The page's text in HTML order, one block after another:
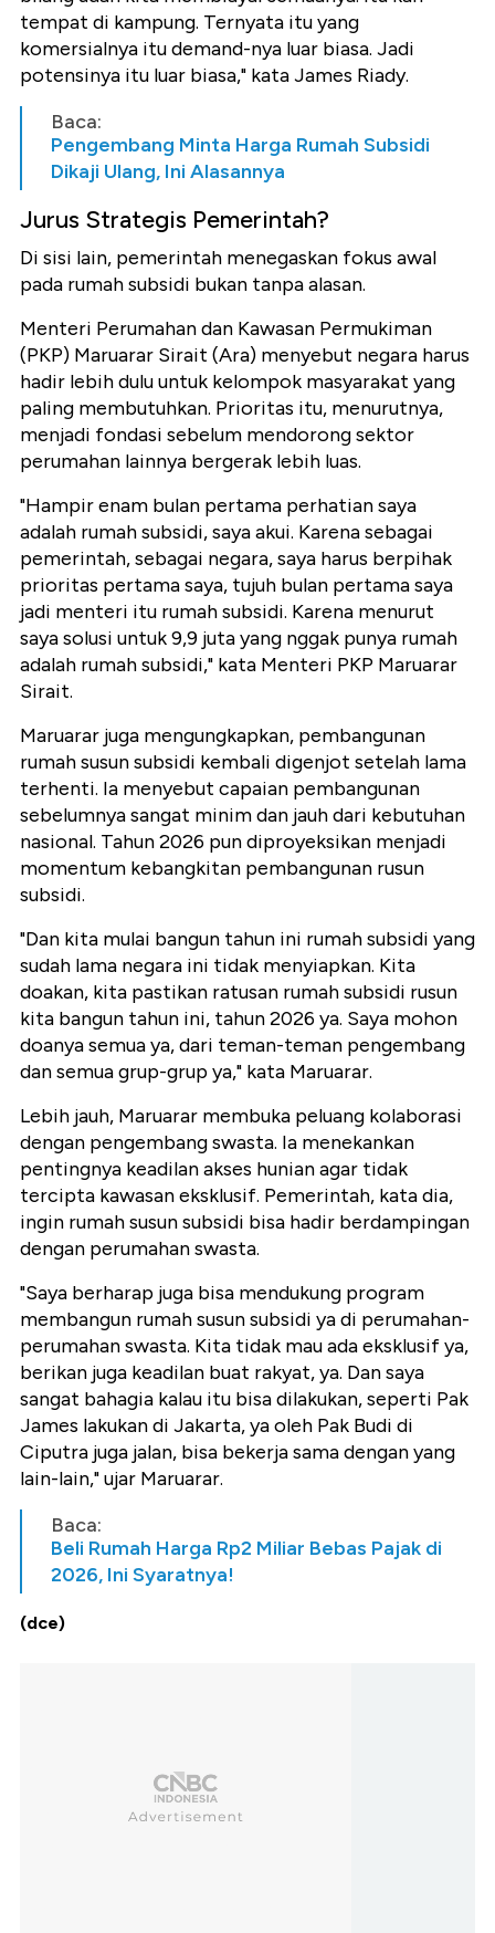
tempat di kampung. Ternyata itu yang
komersialnya itu demand-nya luar biasa. Jadi
potensinya itu luar biasa," kata James Riady.
Baca:
Pengembang Minta Harga Rumah Subsidi
Dikaji Ulang, Ini Alasannya
Jurus Strategis Pemerintah?
Di sisi lain, pemerintah menegaskan fokus awal
pada rumah subsidi bukan tanpa alasan.
Menteri Perumahan dan Kawasan Permukiman
(PKP) Maruarar Sirait (Ara) menyebut negara harus
hadir lebih dulu untuk kelompok masyarakat yang
paling membutuhkan. Prioritas itu, menurutnya,
menjadi fondasi sebelum mendorong sektor
perumahan lainnya bergerak lebih luas.
"Hampir enam bulan pertama perhatian saya
adalah rumah subsidi, saya akui. Karena sebagai
pemerintah, sebagai negara, saya harus berpihak
prioritas pertama saya, tujuh bulan pertama saya
jadi menteri itu rumah subsidi. Karena menurut
saya solusi untuk 9,9 juta yang nggak punya rumah
adalah rumah subsidi," kata Menteri PKP Maruarar
Sirait.
Maruarar juga mengungkapkan, pembangunan
rumah susun subsidi kembali digenjot setelah lama
terhenti. Ia menyebut capaian pembangunan
sebelumnya sangat minim dan jauh dari kebutuhan
nasional. Tahun 2026 pun diproyeksikan menjadi
momentum kebangkitan pembangunan rusun
subsidi.
"Dan kita mulai bangun tahun ini rumah subsidi yang
sudah lama negara ini tidak menyiapkan. Kita
doakan, kita pastikan ratusan rumah subsidi rusun
kita bangun tahun ini, tahun 2026 ya. Saya mohon
doanya semua ya, dari teman-teman pengembang
dan semua grup-grup ya," kata Maruarar.
Lebih jauh, Maruarar membuka peluang kolaborasi
dengan pengembang swasta. Ia menekankan
pentingnya keadilan akses hunian agar tidak
tercipta kawasan eksklusif. Pemerintah, kata dia,
ingin rumah susun subsidi bisa hadir berdampingan
dengan perumahan swasta.
"Saya berharap juga bisa mendukung program
membangun rumah susun subsidi ya di perumahan-
perumahan swasta. Kita tidak mau ada eksklusif ya,
berikan juga keadilan buat rakyat, ya. Dan saya
sangat bahagia kalau itu bisa dilakukan, seperti Pak
James lakukan di Jakarta, ya oleh Pak Budi di
Ciputra juga jalan, bisa bekerja sama dengan yang
lain-lain," ujar Maruarar.
Baca:
Beli Rumah Harga Rp2 Miliar Bebas Pajak di
2026, Ini Syaratnya!
(dce)